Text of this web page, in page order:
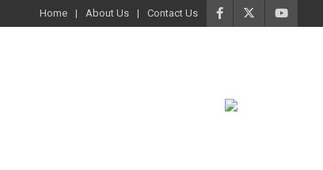
Home About Us Contact Us